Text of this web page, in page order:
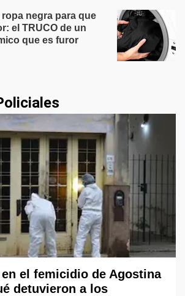
negra para que
el TRUCO de un
que es furor
el femicidio de Agostina
detuvieron a los